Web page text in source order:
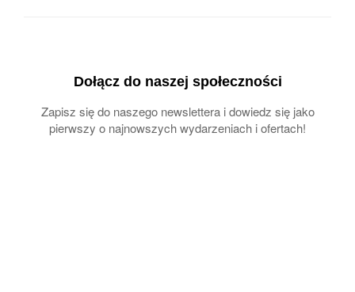
Dołącz do naszej społeczności
Zapisz się do naszego newslettera i dowiedz się jako
pierwszy o najnowszych wydarzeniach i ofertach!